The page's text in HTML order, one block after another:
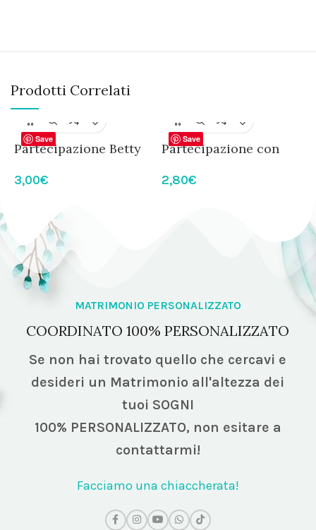
Prodotti Correlati
Save
Partecipazione Betty
3,00€
Save
Partecipazione con
2,80€
MATRIMONIO PERSONALIZZATO
COORDINATO 100% PERSONALIZZATO
Se non hai trovato quello che cercavi e
desideri un Matrimonio all'altezza dei
tuoi SOGNI
100% PERSONALIZZATO, non esitare a
contattarmi!
Facciamo una chiaccherata!